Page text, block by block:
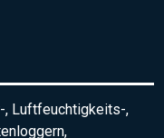
, Luftfeuchtigkeits-,